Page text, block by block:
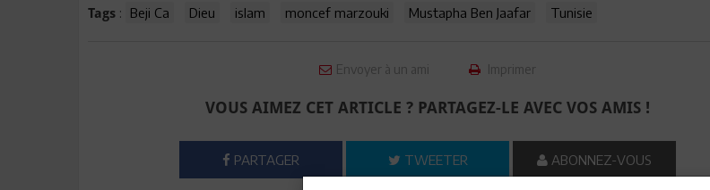
Tags : Beji Ca Dieu islam moncef marzouki Mustapha Ben Jaafar Tunisie
Envoyer à un ami Imprimer
VOUS AIMEZ CET ARTICLE ? PARTAGEZ-LE AVEC VOS AMIS !
PARTAGER TWEETER ABONNEZ-VOUS